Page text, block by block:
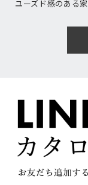
ユーズド感のある家